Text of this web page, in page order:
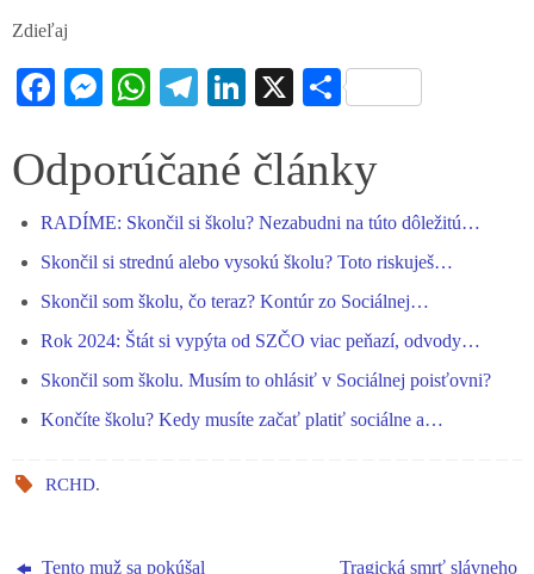
Zdieľaj
Fa
bo
ok
M
se
er
W
ts
pp
Te
gr
m
Li
ed
X S
re
Odporúčané články
RADÍME: Skončil si školu? Nezabudni na túto dôležitú…
Skončil si strednú alebo vysokú školu? Toto riskuješ…
Skončil som školu, čo teraz? Kontúr zo Sociálnej…
Rok 2024: Štát si vypýta od SZČO viac peňazí, odvody…
Skončil som školu. Musím to ohlásiť v Sociálnej poisťovni?
Končíte školu? Kedy musíte začať platiť sociálne a…
RCHD.
Tento muž sa pokúšal
Tragická smrť slávneho